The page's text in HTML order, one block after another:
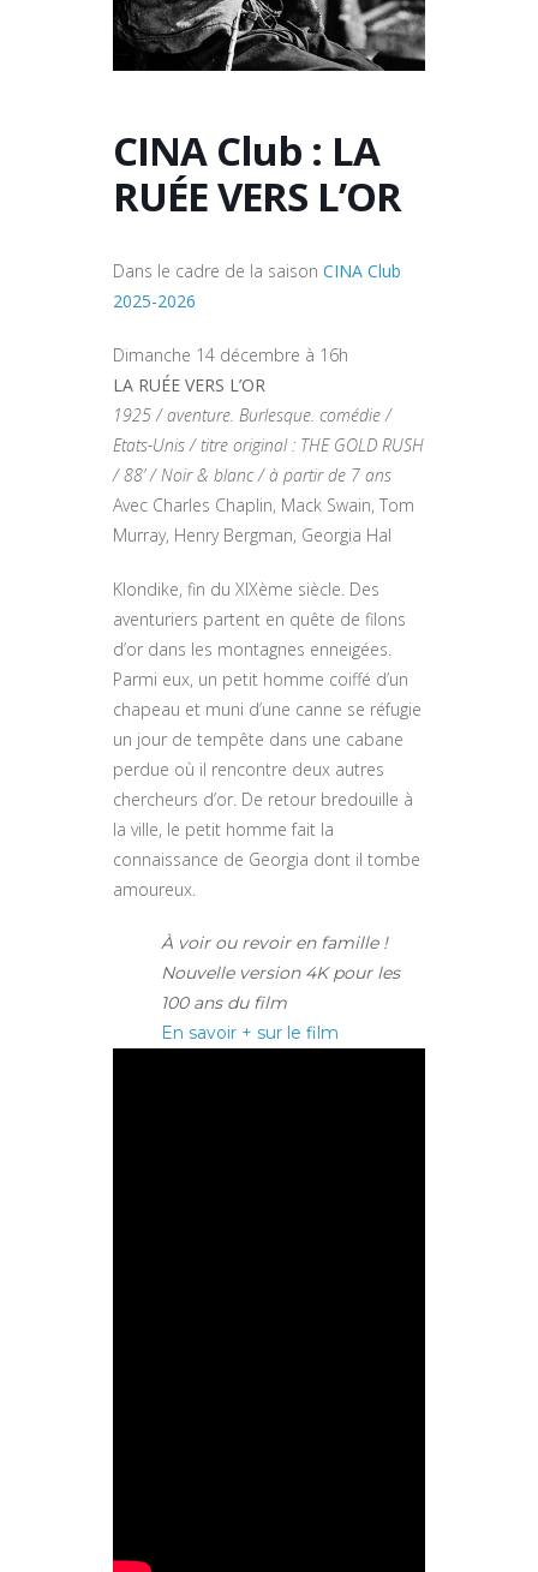
CINA Club : LA
RUÉE VERS L’OR
Dans le cadre de la saison CINA Club
2025-2026
Dimanche 14 décembre à 16h
LA RUÉE VERS L’OR
1925 / aventure. Burlesque. comédie /
Etats-Unis / titre original : THE GOLD RUSH
/ 88’ / Noir & blanc / à partir de 7 ans
Avec Charles Chaplin, Mack Swain, Tom
Murray, Henry Bergman, Georgia Hal
Klondike, fin du XIXème siècle. Des
aventuriers partent en quête de filons
d’or dans les montagnes enneigées.
Parmi eux, un petit homme coiffé d’un
chapeau et muni d’une canne se réfugie
un jour de tempête dans une cabane
perdue où il rencontre deux autres
chercheurs d’or. De retour bredouille à
la ville, le petit homme fait la
connaissance de Georgia dont il tombe
amoureux.
À voir ou revoir en famille !
Nouvelle version 4K pour les
100 ans du film
En savoir + sur le film